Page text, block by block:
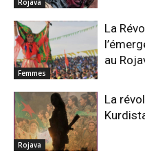
Femmes
La
au
Rojava
La